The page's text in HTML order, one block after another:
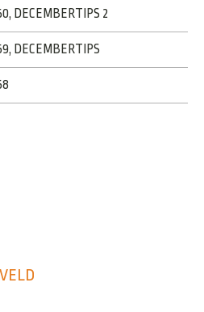
DECEMBERTIPS 2
DECEMBERTIPS